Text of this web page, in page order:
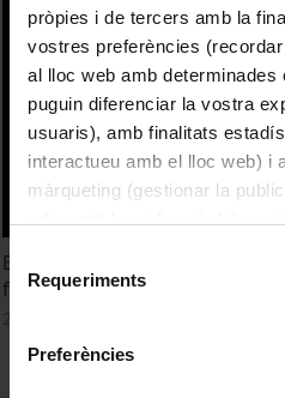
pròpies i de tercers amb la
vostres preferències
al lloc web amb
puguin diferenciar la vostra
usuaris), amb finalitats
interactueu amb el lloc web) i
màrqueting (gestionar la
consultar laPolítica de
Selecció
de Requeriments
Preferències
Exploring the role of Salt
fold-and-thrust belt